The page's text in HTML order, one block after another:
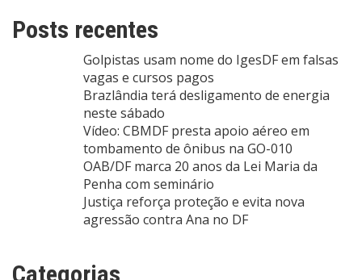
Posts recentes
Golpistas usam nome do IgesDF em falsas
vagas e cursos pagos
Brazlândia terá desligamento de energia
neste sábado
Vídeo: CBMDF presta apoio aéreo em
tombamento de ônibus na GO-010
OAB/DF marca 20 anos da Lei Maria da
Penha com seminário
Justiça reforça proteção e evita nova
agressão contra Ana no DF
Categorias